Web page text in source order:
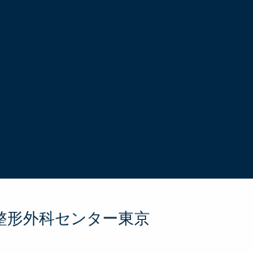
形外科センター東京